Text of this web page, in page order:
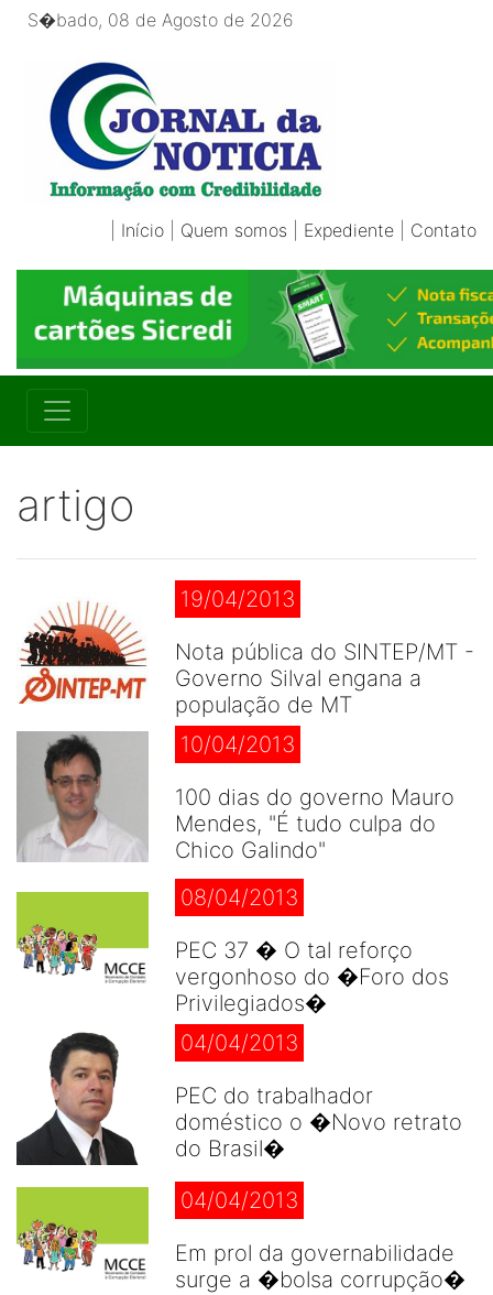
S�bado, 08 de Agosto de 2026
Início Quem somos Expediente Contato
artigo
19/04/2013
Nota pública do SINTEP/MT -
Governo Silval engana a
população de MT
10/04/2013
100 dias do governo Mauro
Mendes, "É tudo culpa do
Chico Galindo"
08/04/2013
PEC 37 � O tal reforço
vergonhoso do �Foro dos
Privilegiados�
04/04/2013
PEC do trabalhador
doméstico o �Novo retrato
do Brasil�
04/04/2013
Em prol da governabilidade
surge a �bolsa corrupção�